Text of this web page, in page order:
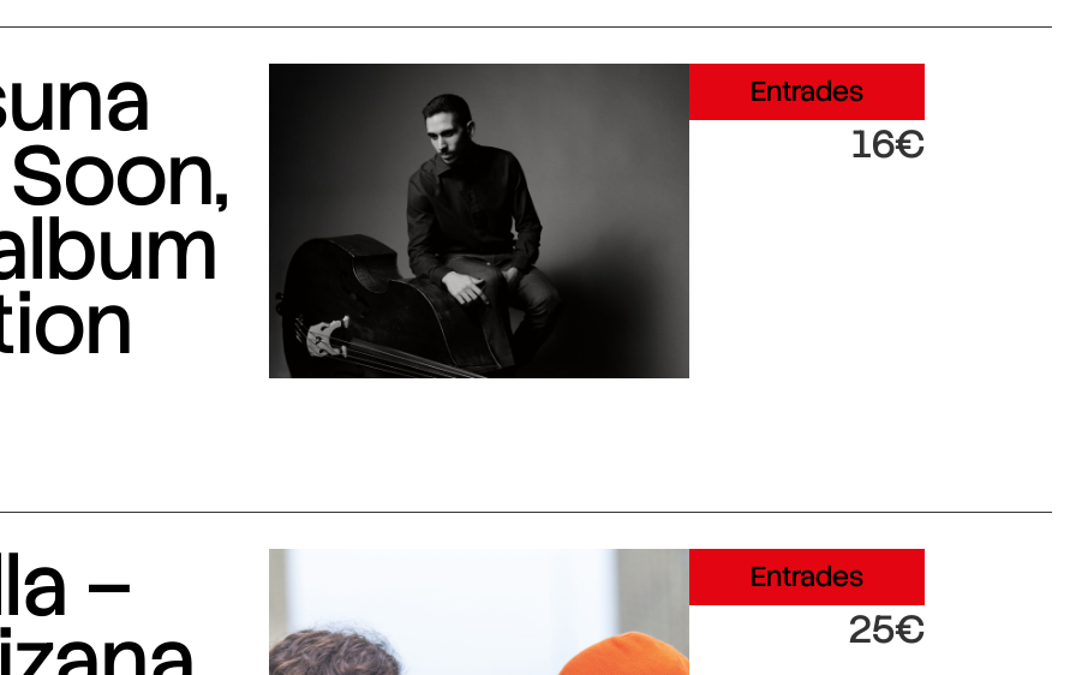
Entrades
16€
– Entrades
25€